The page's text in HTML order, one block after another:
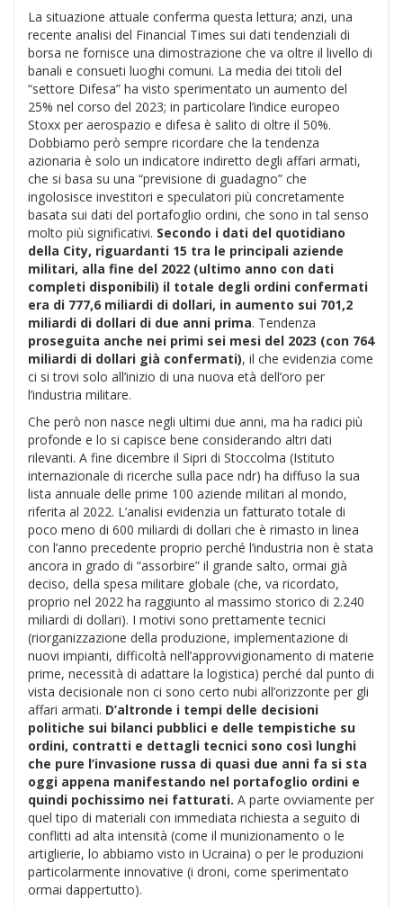
La situazione attuale conferma questa lettura; anzi, una
recente analisi del Financial Times sui dati tendenziali di
borsa ne fornisce una dimostrazione che va oltre il livello di
banali e consueti luoghi comuni. La media dei titoli del
“settore Difesa” ha visto sperimentato un aumento del
25% nel corso del 2023; in particolare l’indice europeo
Stoxx per aerospazio e difesa è salito di oltre il 50%.
Dobbiamo però sempre ricordare che la tendenza
azionaria è solo un indicatore indiretto degli affari armati,
che si basa su una “previsione di guadagno” che
ingolosisce investitori e speculatori più concretamente
basata sui dati del portafoglio ordini, che sono in tal senso
molto più significativi. Secondo i dati del quotidiano
della City, riguardanti 15 tra le principali aziende
militari, alla fine del 2022 (ultimo anno con dati
completi disponibili) il totale degli ordini confermati
era di 777,6 miliardi di dollari, in aumento sui 701,2
miliardi di dollari di due anni prima. Tendenza
proseguita anche nei primi sei mesi del 2023 (con 764
miliardi di dollari già confermati), il che evidenzia come
ci si trovi solo all’inizio di una nuova età dell’oro per
l’industria militare.
Che però non nasce negli ultimi due anni, ma ha radici più
profonde e lo si capisce bene considerando altri dati
rilevanti. A fine dicembre il Sipri di Stoccolma (Istituto
internazionale di ricerche sulla pace ndr) ha diffuso la sua
lista annuale delle prime 100 aziende militari al mondo,
riferita al 2022. L’analisi evidenzia un fatturato totale di
poco meno di 600 miliardi di dollari che è rimasto in linea
con l’anno precedente proprio perché l’industria non è stata
ancora in grado di “assorbire” il grande salto, ormai già
deciso, della spesa militare globale (che, va ricordato,
proprio nel 2022 ha raggiunto al massimo storico di 2.240
miliardi di dollari). I motivi sono prettamente tecnici
(riorganizzazione della produzione, implementazione di
nuovi impianti, difficoltà nell’approvvigionamento di materie
prime, necessità di adattare la logistica) perché dal punto di
vista decisionale non ci sono certo nubi all’orizzonte per gli
affari armati. D’altronde i tempi delle decisioni
politiche sui bilanci pubblici e delle tempistiche su
ordini, contratti e dettagli tecnici sono così lunghi
che pure l’invasione russa di quasi due anni fa si sta
oggi appena manifestando nel portafoglio ordini e
quindi pochissimo nei fatturati. A parte ovviamente per
quel tipo di materiali con immediata richiesta a seguito di
conflitti ad alta intensità (come il munizionamento o le
artiglierie, lo abbiamo visto in Ucraina) o per le produzioni
particolarmente innovative (i droni, come sperimentato
ormai dappertutto).